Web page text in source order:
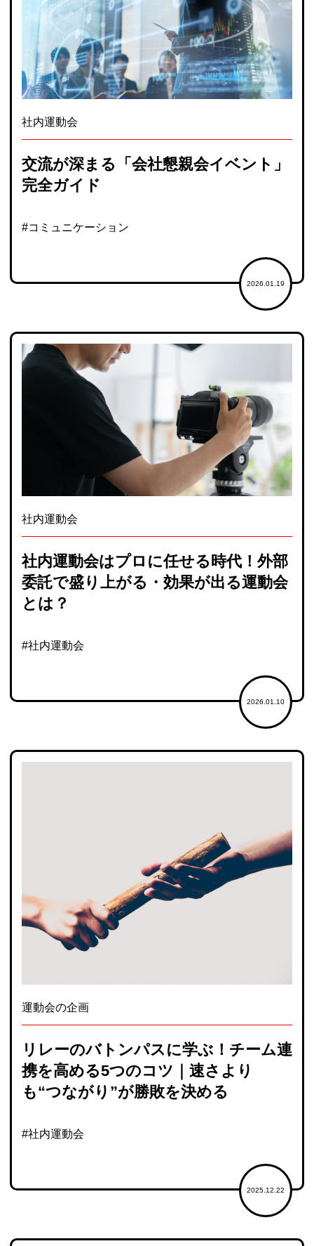
社内運動会
交流が深まる「会社懇親会イベント」
完全ガイド
#コミュニケーション
2026.01.19
社内運動会
社内運動会はプロに任せる時代！外部
委託で盛り上がる・効果が出る運動会
とは？
#社内運動会
2026.01.10
運動会の企画
リレーのバトンパスに学ぶ！チーム連
携を高める5つのコツ｜速さより
も“つながり”が勝敗を決める
#社内運動会
2025.12.22